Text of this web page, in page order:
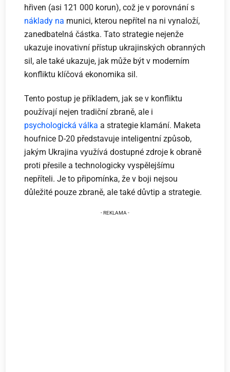
hřiven (asi 121 000 korun), což je v porovnání s
náklady na munici, kterou nepřítel na ni vynaloží,
zanedbatelná částka. Tato strategie nejenže
ukazuje inovativní přístup ukrajinských obranných
sil, ale také ukazuje, jak může být v moderním
konfliktu klíčová ekonomika sil.
Tento postup je příkladem, jak se v konfliktu
používají nejen tradiční zbraně, ale i
psychologická válka a strategie klamání. Maketa
houfnice D-20 představuje inteligentní způsob,
jakým Ukrajina využívá dostupné zdroje k obraně
proti přesile a technologicky vyspělejšímu
nepříteli. Je to připomínka, že v boji nejsou
důležité pouze zbraně, ale také důvtip a strategie.